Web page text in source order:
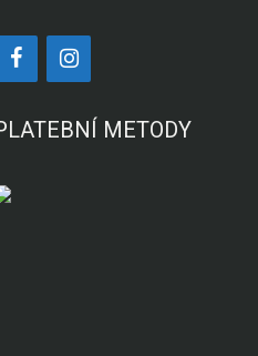
METODY